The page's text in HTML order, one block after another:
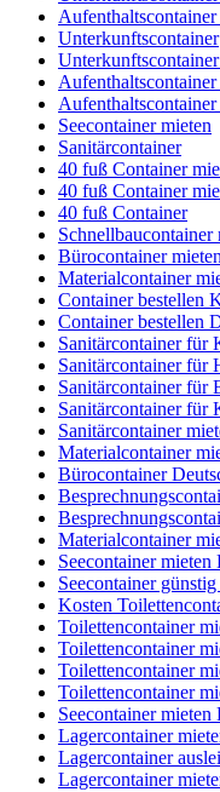
Unterkunftscontainer
Seecontainer mieten
Sanitärcontainer
40 fuß Container
40 fuß Container
40 fuß Container
Bürocontainer mieten
Materialcontainer
Container bestellen
Container bestellen
Sanitärcontainer für
Sanitärcontainer für
Sanitärcontainer für
Sanitärcontainer für
Sanitärcontainer
Materialcontainer
Bürocontainer
Materialcontainer
Seecontainer mieten
Seecontainer
Kosten
Toilettencontainer
Toilettencontainer
Toilettencontainer
Toilettencontainer
Seecontainer mieten
Lagercontainer
Lagercontainer
Lagercontainer